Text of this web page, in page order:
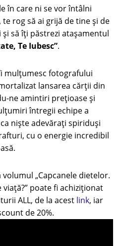
în care ni se vor întâlni
rog să ai grijă de tine și de
să îți păstrezi atașamentul
Te Iubesc”.
mulțumesc fotografului
lansarea cărții din
ne amintiri prețioase și
întregii echipe a
nişte adevăraţi spiriduşi
cu o energie incredibil
„Capcanele dietelor.
poate fi achiziționat
ALL, de la acest link, iar
de 20%.